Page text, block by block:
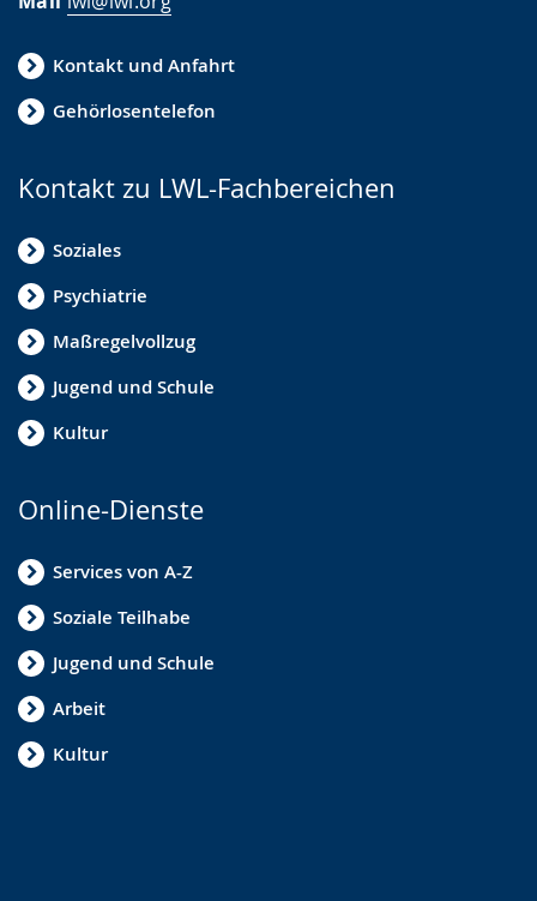
Kontakt und Anfahrt
Gehörlosentelefon
Kontakt zu LWL-Fachbereichen
Soziales
Psychiatrie
Maßregelvollzug
Jugend und Schule
Kultur
Online-Dienste
Services von A-Z
Soziale Teilhabe
Jugend und Schule
Arbeit
Kultur